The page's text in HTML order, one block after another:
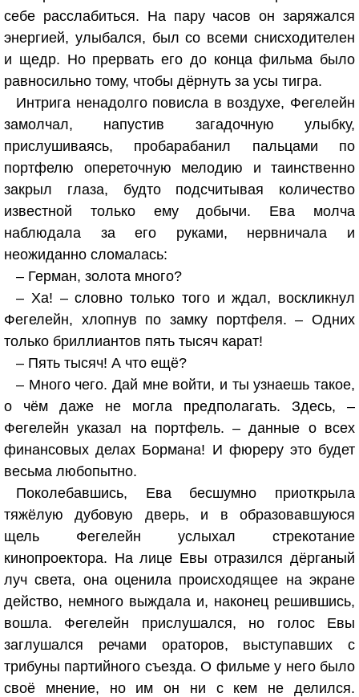
себе расслабиться. На пару часов он заряжался
энергией, улыбался, был со всеми снисходителен
и щедр. Но прервать его до конца фильма было
равносильно тому, чтобы дёрнуть за усы тигра.
Интрига ненадолго повисла в воздухе, Фегелейн
замолчал, напустив загадочную улыбку,
прислушиваясь, пробарабанил пальцами по
портфелю опереточную мелодию и таинственно
закрыл глаза, будто подсчитывая количество
известной только ему добычи. Ева молча
наблюдала за его руками, нервничала и
неожиданно сломалась:
– Герман, золота много?
– Ха! – словно только того и ждал, воскликнул
Фегелейн, хлопнув по замку портфеля. – Одних
только бриллиантов пять тысяч карат!
– Пять тысяч! А что ещё?
– Много чего. Дай мне войти, и ты узнаешь такое,
о чём даже не могла предполагать. Здесь, –
Фегелейн указал на портфель. – данные о всех
финансовых делах Бормана! И фюреру это будет
весьма любопытно.
Поколебавшись, Ева бесшумно приоткрыла
тяжёлую дубовую дверь, и в образовавшуюся
щель Фегелейн услыхал стрекотание
кинопроектора. На лице Евы отразился дёрганый
луч света, она оценила происходящее на экране
действо, немного выждала и, наконец решившись,
вошла. Фегелейн прислушался, но голос Евы
заглушался речами ораторов, выступавших с
трибуны партийного съезда. О фильме у него было
своё мнение, но им он ни с кем не делился.